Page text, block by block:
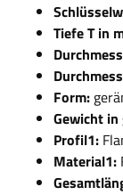
Tiefe T in
Form:
Gewicht in
Profil1:
Material1: